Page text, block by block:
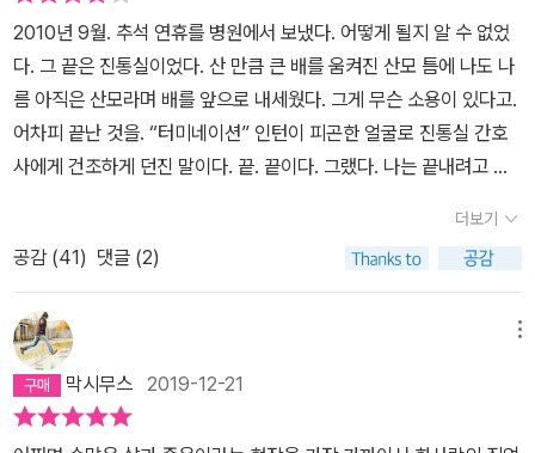
2010년 9월. 추석 연휴를 병원에서 보냈다. 어떻게 될지 알 수 없었
다. 그 끝은 진통실이었다. 산 만큼 큰 배를 움켜진 산모 틈에 나도 나
름 아직은 산모라며 배를 앞으로 내세웠다. 그게 무슨 소용이 있다고.
어차피 끝난 것을. “터미네이션” 인턴이 피곤한 얼굴로 진통실 간호
사에게 건조하게 던진 말이다. 끝. 끝이다. 그랬다. 나는 끝내려고 와
배가 사르르 아파졌다. 생리통보다 더 아팠다. 온몸이 추웠다. 춥다고
말했는데 간호사는 얼음 팩을 가지고 왔다. 정신없이 일이 끝난 후 회
복실에서야 이불을 얻을 수 있었다. ‘24주’라는 영화가 내 상황을 그
대로 복기했다. 주인공은 유명한 코미디언이다. 첫째 아이가 이미 있
고 둘째를 임신한 채 왕성한 활동을 한다. 임신 중기에 아이가 다운증
후군임을 알게 된다. 부부는 이를 감당하려 한다. 이후 검사를 통해 태
아에게 심장 이상까지 발견된다. 태어나서 행복한 일보다는 괴로운
더보기
공감 (41) 댓글 (2)
막시무스 2019-12-21